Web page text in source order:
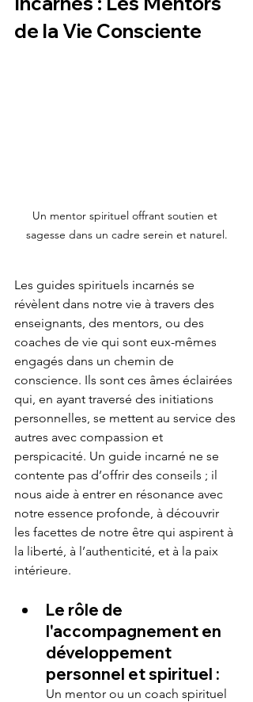
de la Vie Consciente
Un mentor spirituel offrant soutien et
sagesse dans un cadre serein et naturel.
Les guides spirituels incarnés se
révèlent dans notre vie à travers des
enseignants, des mentors, ou des
coaches de vie qui sont eux-mêmes
engagés dans un chemin de
conscience. Ils sont ces âmes éclairées
qui, en ayant traversé des initiations
personnelles, se mettent au service des
autres avec compassion et
perspicacité. Un guide incarné ne se
contente pas d’offrir des conseils ; il
nous aide à entrer en résonance avec
notre essence profonde, à découvrir
les facettes de notre être qui aspirent à
la liberté, à l’authenticité, et à la paix
intérieure.
Le rôle de
l'accompagnement en
développement
personnel et spirituel :
Un mentor ou un coach spirituel